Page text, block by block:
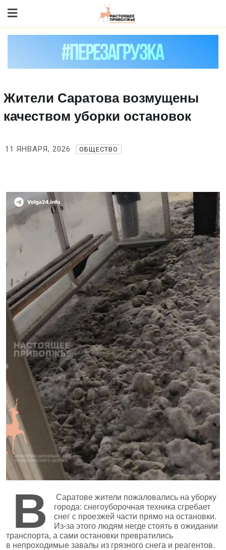
to content
Жители Саратова возмущены
качеством уборки остановок
11 ЯНВАРЯ, 2026 ОБЩЕСТВО
В
Саратове жители пожаловались на уборку
города: снегоуборочная техника сгребает
снег с проезжей части прямо на остановки.
Из‑за этого людям негде стоять в ожидании
транспорта, а сами остановки превратились
в непроходимые завалы из грязного снега и реагентов.